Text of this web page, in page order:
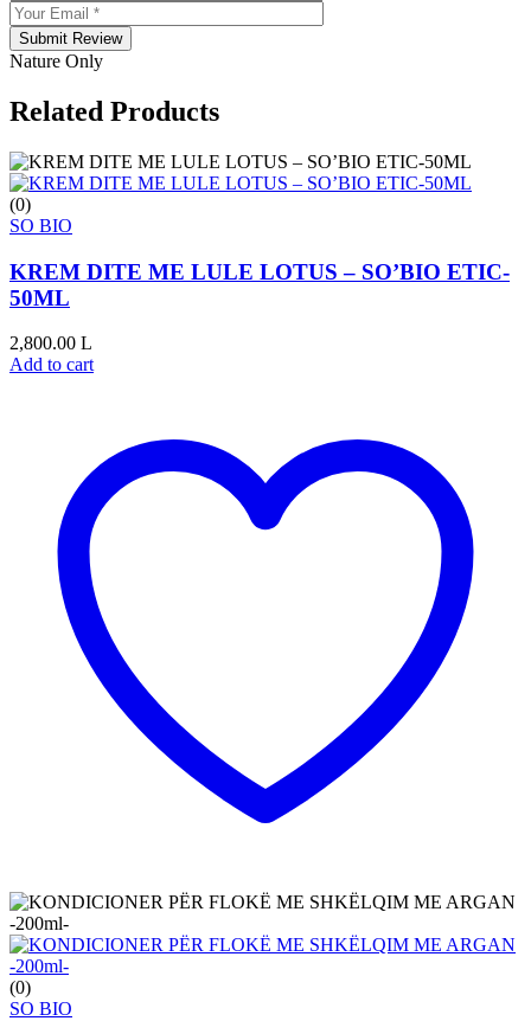
Submit Review
Nature Only
Related Products
(0)
SO BIO
KREM DITE ME LULE LOTUS – SO’BIO ETIC-
50ML
2,800.00 L
Add to cart
(0)
SO BIO